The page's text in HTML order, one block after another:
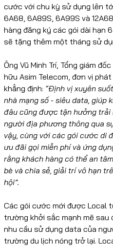
cước với chu kỳ sử dụng lên
6A68, 6A89S, 6A99S và
hàng đăng ký các gói dài hạn
sẽ tặng thêm một tháng sử
Ông Vũ Minh Trí, Tổng giám
hữu Asim Telecom, đơn vị
khẳng định: “Định vị xuyên
nhà mạng số - siêu data, giúp
đâu cũng được tận hưởng trải
người địa phương thông qua
vậy, cùng với các gói cước di
ưu đãi gọi miễn phí và ứng
rằng khách hàng có thể an
bè và chia sẻ, giải trí vô hạn
hội”.
Các gói cước mới được Local
trường khởi sắc mạnh mẽ sau
nhu cầu sử dụng data của
trường du lịch nóng trở lại.